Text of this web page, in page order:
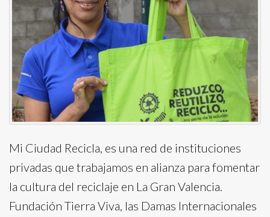
Mi Ciudad Recicla, es una red de instituciones
privadas que trabajamos en alianza para fomentar
la cultura del reciclaje en La Gran Valencia.
Fundación Tierra Viva, las Damas Internacionales